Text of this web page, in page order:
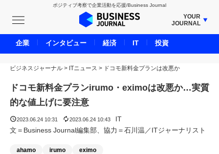
ポジティブ考察で企業活動を応援/Business Journal
YOUR
JOURNAL
BUSINESS JOURNAL
UNICORN JOURNAL
CARBON CREDITS JOURNAL
IVS JOURNAL
ENERGY MANAGEMENT JOURNAL
LIFE ENDING JOURNAL
ビジネスジャーナル > ITニュース > ドコモ新料金プランは改悪か
ドコモ新料金プランirumo・eximoは改悪か…実質
的な値上げに要注意
2023.06.24 10:31 2023.06.24 10:43
IT
文＝Business Journal編集部、協力＝石川温／ITジャーナリスト
ahamo irumo eximo
企業 インタビュー 経済 IT 投資